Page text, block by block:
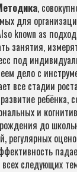
,
для
known as
занятия,
под
дело с
все стадии
развитие ребёнка,
и
до
регулярных
следующих